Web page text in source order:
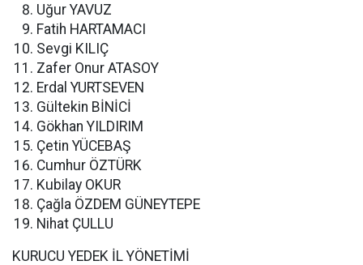
Uğur YAVUZ
Fatih HARTAMACI
Sevgi KILIÇ
Zafer Onur ATASOY
Erdal YURTSEVEN
Gültekin BİNİCİ
Gökhan YILDIRIM
Çetin YÜCEBAŞ
Cumhur ÖZTÜRK
Kubilay OKUR
Çağla ÖZDEM GÜNEYTEPE
Nihat ÇULLU
KURUCU YEDEK İL YÖNETİMİ